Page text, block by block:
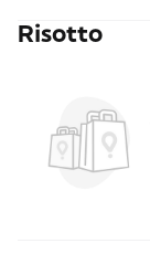
Risotto